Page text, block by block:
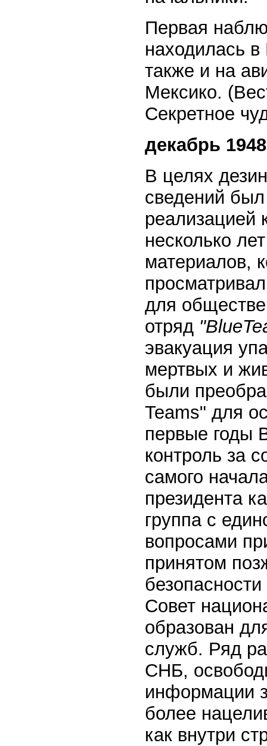
Первая
находилась
также и на
Мексико.
Секретное
декабрь 1948
В целях
сведений
реализацией
несколько
материалов,
для
отряд "Blue
эвакуация
мертвых и
были
Teams" для
первые годы
контроль за
самого
президента
группа с
вопросами
принятом
Совет
образован
служб. Ряд
СНБ,
информации
более
как внутри